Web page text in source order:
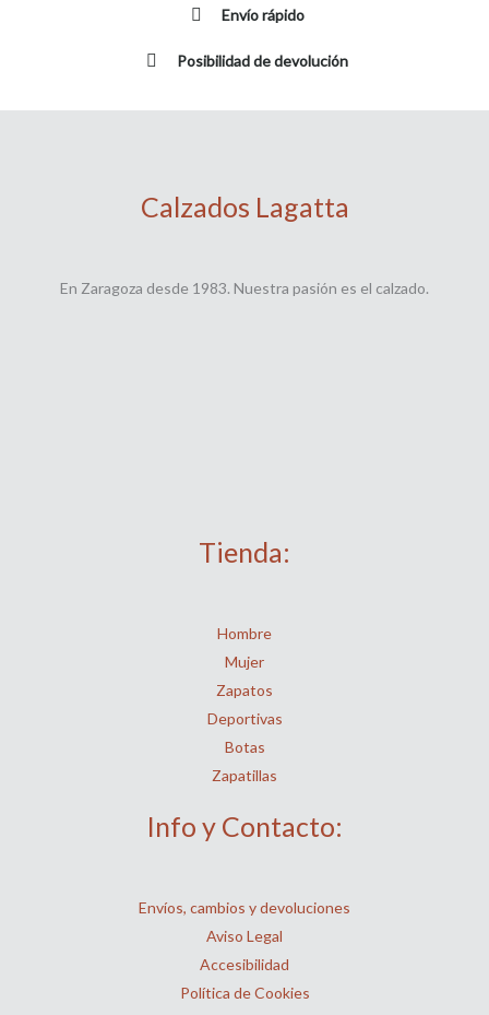
Envío rápido
Posibilidad de devolución
Calzados Lagatta
En Zaragoza desde 1983. Nuestra pasión es el calzado.
Tienda:
Hombre
Mujer
Zapatos
Deportivas
Botas
Zapatillas
Info y Contacto:
Envíos, cambios y devoluciones
Aviso Legal
Accesibilidad
Política de Cookies